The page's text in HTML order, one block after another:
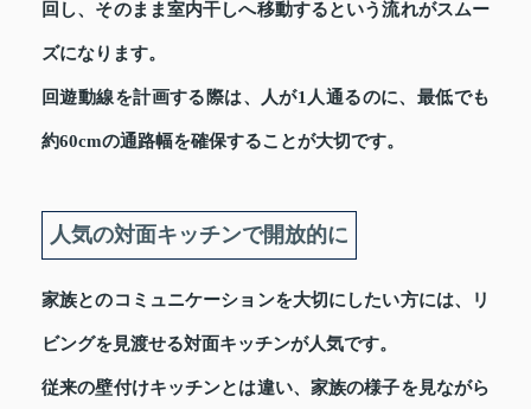
回し、そのまま室内干しへ移動するという流れがスムー
ズになります。
回遊動線を計画する際は、人が1人通るのに、最低でも
約60cmの通路幅を確保することが大切です。
人気の対面キッチンで開放的に
家族とのコミュニケーションを大切にしたい方には、リ
ビングを見渡せる対面キッチンが人気です。
従来の壁付けキッチンとは違い、家族の様子を見ながら